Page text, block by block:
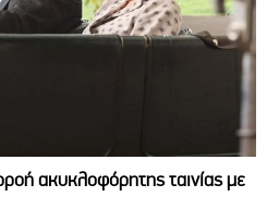
ακυκλοφόρητης ταινίας με